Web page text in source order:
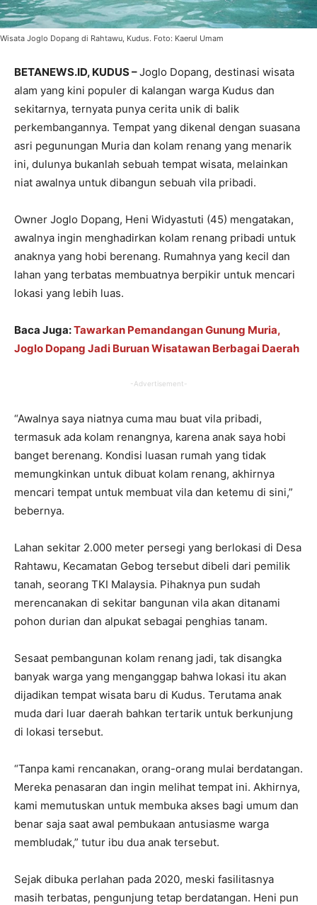
Wisata Joglo Dopang di Rahtawu, Kudus. Foto: Kaerul Umam
BETANEWS.ID, KUDUS –Joglo Dopang, destinasi wisata
alam yang kini populer di kalangan warga Kudus dan
sekitarnya, ternyata punya cerita unik di balik
perkembangannya. Tempat yang dikenal dengan suasana
asri pegunungan Muria dan kolam renang yang menarik
ini, dulunya bukanlah sebuah tempat wisata, melainkan
niat awalnya untuk dibangun sebuah vila pribadi.
Owner Joglo Dopang, Heni Widyastuti (45) mengatakan,
awalnya ingin menghadirkan kolam renang pribadi untuk
anaknya yang hobi berenang. Rumahnya yang kecil dan
lahan yang terbatas membuatnya berpikir untuk mencari
lokasi yang lebih luas.
Baca Juga:Tawarkan Pemandangan Gunung Muria,
Joglo Dopang Jadi Buruan Wisatawan Berbagai Daerah
-Advertisement-
“Awalnya saya niatnya cuma mau buat vila pribadi,
termasuk ada kolam renangnya, karena anak saya hobi
banget berenang. Kondisi luasan rumah yang tidak
memungkinkan untuk dibuat kolam renang, akhirnya
mencari tempat untuk membuat vila dan ketemu di sini,”
bebernya.
Lahan sekitar 2.000 meter persegi yang berlokasi di Desa
Rahtawu, Kecamatan Gebog tersebut dibeli dari pemilik
tanah, seorang TKI Malaysia. Pihaknya pun sudah
merencanakan di sekitar bangunan vila akan ditanami
pohon durian dan alpukat sebagai penghias tanam.
Sesaat pembangunan kolam renang jadi, tak disangka
banyak warga yang menganggap bahwa lokasi itu akan
dijadikan tempat wisata baru di Kudus. Terutama anak
muda dari luar daerah bahkan tertarik untuk berkunjung
di lokasi tersebut.
“Tanpa kami rencanakan, orang-orang mulai berdatangan.
Mereka penasaran dan ingin melihat tempat ini. Akhirnya,
kami memutuskan untuk membuka akses bagi umum dan
benar saja saat awal pembukaan antusiasme warga
membludak,” tutur ibu dua anak tersebut.
Sejak dibuka perlahan pada 2020, meski fasilitasnya
masih terbatas, pengunjung tetap berdatangan. Heni pun